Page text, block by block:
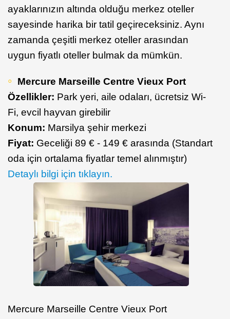
ayaklarınızın altında olduğu merkez oteller
sayesinde harika bir tatil geçireceksiniz. Aynı
zamanda çeşitli merkez oteller arasından
uygun fiyatlı oteller bulmak da mümkün.
Mercure Marseille Centre Vieux Port
Özellikler: Park yeri, aile odaları, ücretsiz Wi-
Fi, evcil hayvan girebilir
Konum: Marsilya şehir merkezi
Fiyat: Geceliği 89 € - 149 € arasında (Standart
oda için ortalama fiyatlar temel alınmıştır)
Detaylı bilgi için tıklayın.
Mercure Marseille Centre Vieux Port